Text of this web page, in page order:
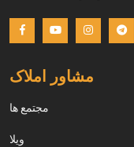
مشاور املاک
مجتمع ها
ويلا